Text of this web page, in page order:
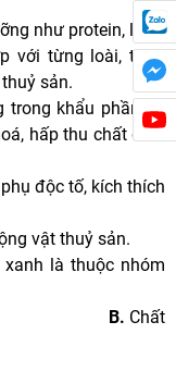
như protein, lipid,
với từng loài, từng
sản.
trong khẩu phần ăn
hấp thu chất dinh
độc tố, kích thích
vật thuỷ sản.
là thuộc nhóm
B. Chất